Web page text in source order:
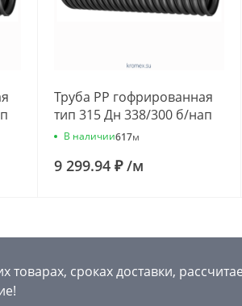
Труба РР гофрированная
тип 315 Дн 338/300 б/нап
L=2,0м подъемная
В наличии617м
9 299.94 ₽/м
сроках доставки,